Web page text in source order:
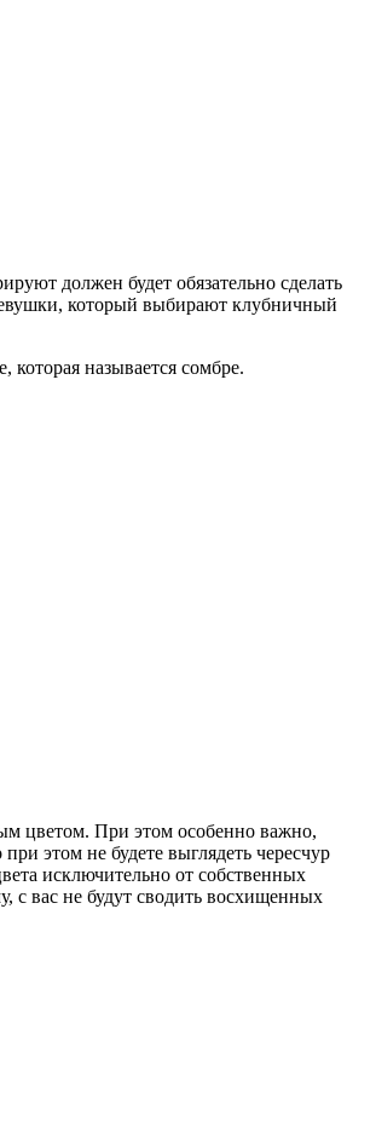
должен будет обязательно сделать
который выбирают клубничный
которая называется сомбре.
цветом. При этом особенно важно,
этом не будете выглядеть чересчур
исключительно от собственных
с вас не будут сводить восхищенных